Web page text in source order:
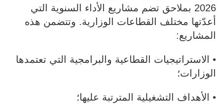
2026 بملاحق تضم مشاريع الأداء السنوية التي
أعدّتها مختلف القطاعات الوزارية. وتتضمن هذه
المشاريع:
• الاستراتيجيات القطاعية والبرامجية التي تعتمدها
الوزارات؛
• الأهداف التشغيلية المترتبة عليها؛